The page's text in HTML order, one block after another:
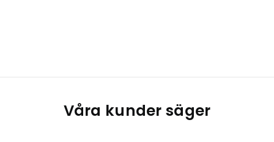
Våra kunder säger